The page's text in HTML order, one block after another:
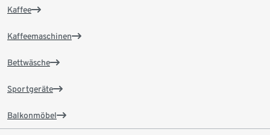
Kaffee
Kaffeemaschinen
Bettwäsche
Sportgeräte
Balkonmöbel